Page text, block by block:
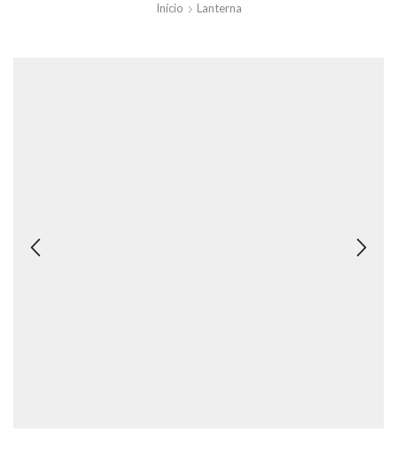
Início Lanterna